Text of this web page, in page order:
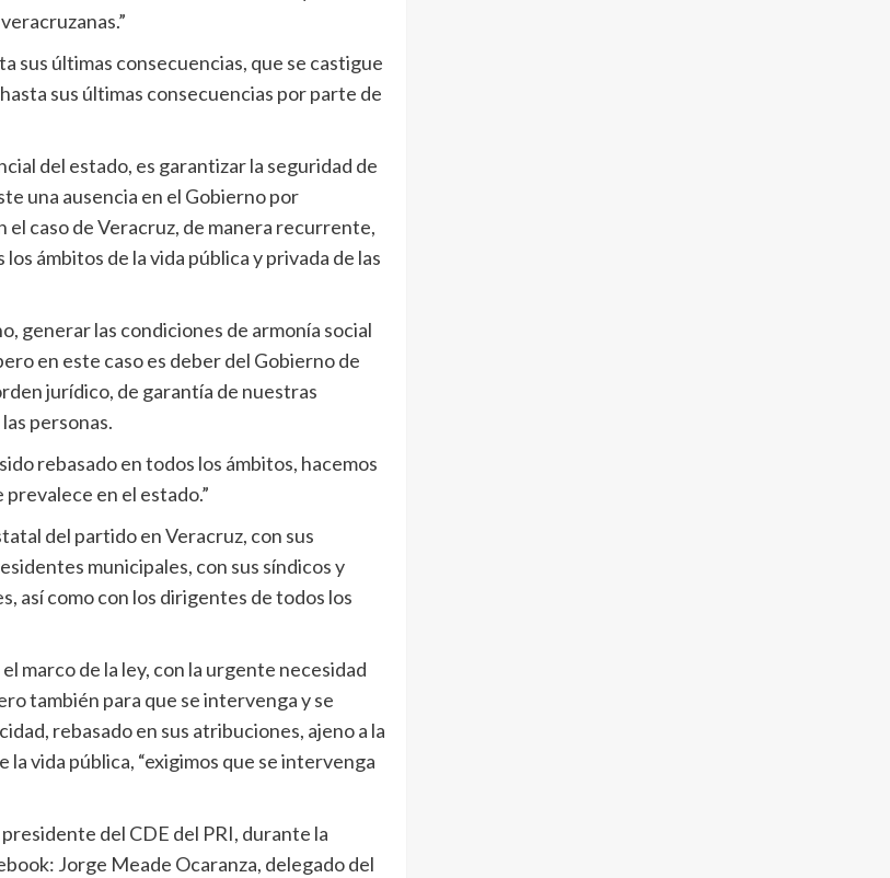
sus últimas consecuencias, que se castigue
sus últimas consecuencias por parte de
del estado, es garantizar la seguridad de
una ausencia en el Gobierno por
caso de Veracruz, de manera recurrente,
ámbitos de la vida pública y privada de las
generar las condiciones de armonía social
en este caso es deber del Gobierno de
jurídico, de garantía de nuestras
personas.
rebasado en todos los ámbitos, hacemos
en el estado.”
del partido en Veracruz, con sus
municipales, con sus síndicos y
así como con los dirigentes de todos los
marco de la ley, con la urgente necesidad
también para que se intervenga y se
rebasado en sus atribuciones, ajeno a la
vida pública, “exigimos que se intervenga
del CDE del PRI, durante la
Jorge Meade Ocaranza, delegado del